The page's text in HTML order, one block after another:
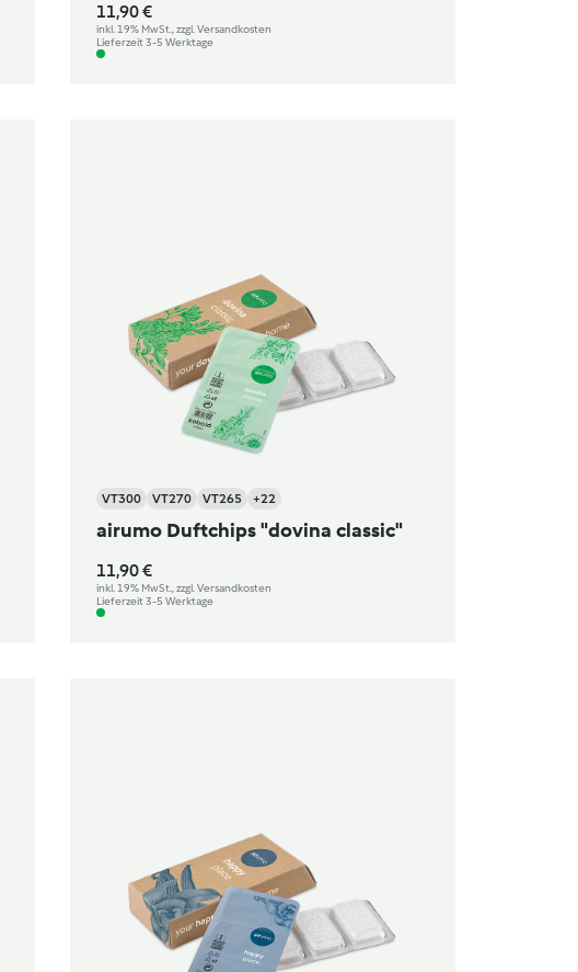
11,90 €
inkl. 19% MwSt., zzgl. Versandkosten
Lieferzeit 3-5 Werktage
VT300 VT270 VT265 +22
airumo Duftchips "dovina classic"
11,90 €
inkl. 19% MwSt., zzgl. Versandkosten
Lieferzeit 3-5 Werktage